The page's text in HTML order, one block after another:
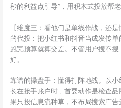
秒的利益点引导”，用积木式投放帮
【维度三：看他们是单线作战，还
的代投：把小红书和抖音当成发传单
跑完预算就算交差。不管用户搜不
好。
靠谱的操盘手：懂得打阵地战。以
长在接手账户时，首要动作是检查品
果只投信息流种草，不布局搜索广